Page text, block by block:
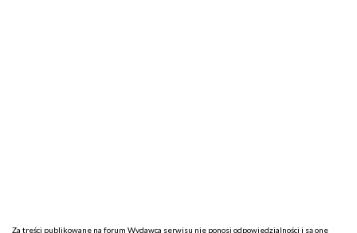
Za treści publikowane na forum Wydawca serwisu nie ponosi odpowiedzialności i są one